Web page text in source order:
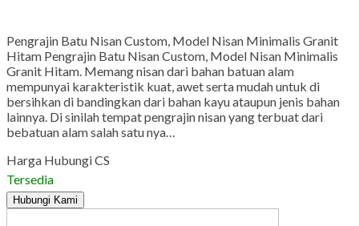
Pengrajin Batu Nisan Custom, Model Nisan Minimalis Granit
Hitam Pengrajin Batu Nisan Custom, Model Nisan Minimalis
Granit Hitam. Memang nisan dari bahan batuan alam
mempunyai karakteristik kuat, awet serta mudah untuk di
bersihkan di bandingkan dari bahan kayu ataupun jenis bahan
lainnya. Di sinilah tempat pengrajin nisan yang terbuat dari
bebatuan alam salah satu nya…
Harga Hubungi CS
Tersedia
Hubungi Kami